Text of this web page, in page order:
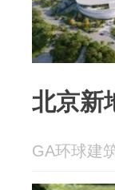
北京新
GA环球建